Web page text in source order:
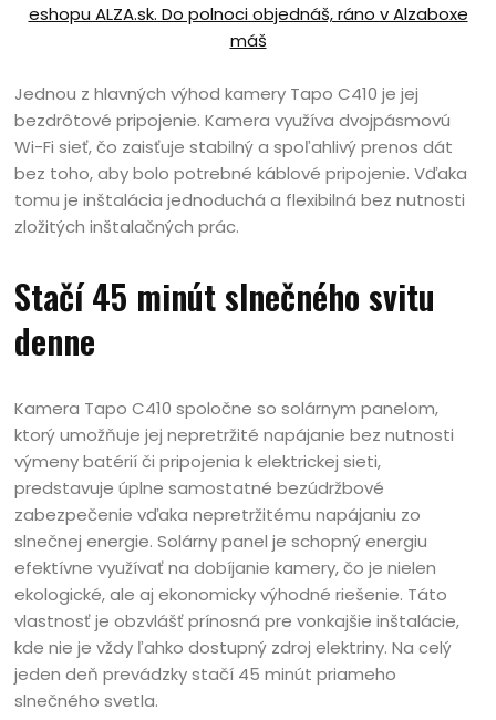
eshopu ALZA.sk. Do polnoci objednáš, ráno v Alzaboxe
máš
Jednou z hlavných výhod kamery Tapo C410 je jej
bezdrôtové pripojenie. Kamera využíva dvojpásmovú
Wi-Fi sieť, čo zaisťuje stabilný a spoľahlivý prenos dát
bez toho, aby bolo potrebné káblové pripojenie. Vďaka
tomu je inštalácia jednoduchá a flexibilná bez nutnosti
zložitých inštalačných prác.
Stačí 45 minút slnečného svitu
denne
Kamera Tapo C410 spoločne so solárnym panelom,
ktorý umožňuje jej nepretržité napájanie bez nutnosti
výmeny batérií či pripojenia k elektrickej sieti,
predstavuje úplne samostatné bezúdržbové
zabezpečenie vďaka nepretržitému napájaniu zo
slnečnej energie. Solárny panel je schopný energiu
efektívne využívať na dobíjanie kamery, čo je nielen
ekologické, ale aj ekonomicky výhodné riešenie. Táto
vlastnosť je obzvlášť prínosná pre vonkajšie inštalácie,
kde nie je vždy ľahko dostupný zdroj elektriny. Na celý
jeden deň prevádzky stačí 45 minút priameho
slnečného svetla.